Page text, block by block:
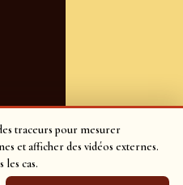
traceurs pour mesurer
et afficher des vidéos externes.
les cas.